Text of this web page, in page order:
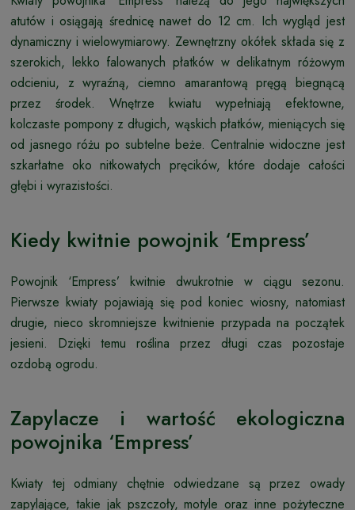
atutów i osiągają średnicę nawet do 12 cm. Ich wygląd jest
dynamiczny i wielowymiarowy. Zewnętrzny okółek składa się z
szerokich, lekko falowanych płatków w delikatnym różowym
odcieniu, z wyraźną, ciemno amarantową pręgą biegnącą
przez środek. Wnętrze kwiatu wypełniają efektowne,
kolczaste pompony z długich, wąskich płatków, mieniących się
od jasnego różu po subtelne beże. Centralnie widoczne jest
szkarłatne oko nitkowatych pręcików, które dodaje całości
głębi i wyrazistości.
Kiedy kwitnie powojnik ‘Empress’
Powojnik ‘Empress’ kwitnie dwukrotnie w ciągu sezonu.
Pierwsze kwiaty pojawiają się pod koniec wiosny, natomiast
drugie, nieco skromniejsze kwitnienie przypada na początek
jesieni. Dzięki temu roślina przez długi czas pozostaje
ozdobą ogrodu.
Zapylacze i wartość ekologiczna
powojnika ‘Empress’
Kwiaty tej odmiany chętnie odwiedzane są przez owady
zapylające, takie jak pszczoły, motyle oraz inne pożyteczne